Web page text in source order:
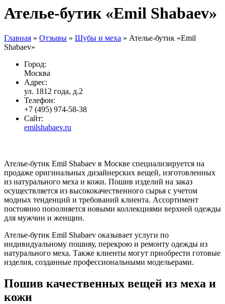
Ателье-бутик «Emil Shabaev»
Главная » Отзывы » Шубы и меха » Ателье-бутик «Emil
Shabaev»
Город:
Москва
Адрес:
ул. 1812 года, д.2
Телефон:
+7 (495) 974-58-38
Сайт:
emilshabaev.ru
Ателье-бутик Emil Shabaev в Москве специализируется на
продаже оригинальных дизайнерских вещей, изготовленных
из натурального меха и кожи. Пошив изделий на заказ
осуществляется из высококачественного сырья с учетом
модных тенденций и требований клиента. Ассортимент
постоянно пополняется новыми коллекциями верхней одежды
для мужчин и женщин.
Ателье-бутик Emil Shabaev оказывает услуги по
индивидуальному пошиву, перекрою и ремонту одежды из
натурального меха. Также клиенты могут приобрести готовые
изделия, созданные профессиональными модельерами.
Пошив качественных вещей из меха и
кожи